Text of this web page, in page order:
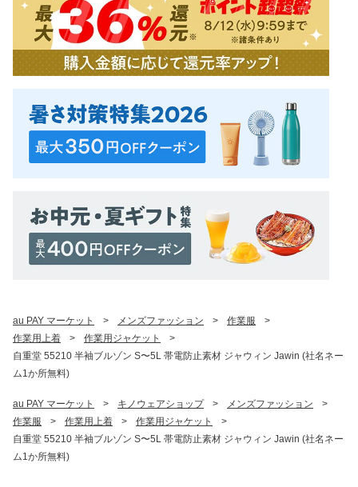
au PAY マーケット > メンズファッション > 作業服
>
作業用上着
> 作業用ジャケット
>
自重堂 55210 半袖ブルゾン S〜5L 帯電防止素材 ジャウィン Jawin (社名ネー
ム1か所無料)
au PAY マーケット > キノウェアショップ > メンズファッション
>
作業服
> 作業用上着 > 作業用ジャケット
>
自重堂 55210 半袖ブルゾン S〜5L 帯電防止素材 ジャウィン Jawin (社名ネー
ム1か所無料)